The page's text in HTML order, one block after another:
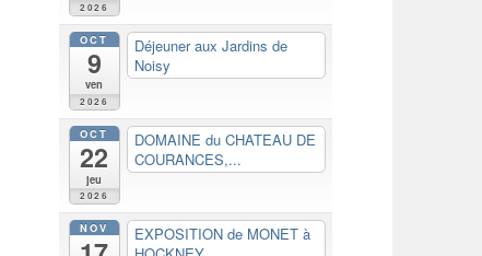
2026
OCT
9
ven
2026
Déjeuner aux Jardins de
Noisy
OCT
22
jeu
2026
DOMAINE du CHATEAU DE
COURANCES,...
NOV
EXPOSITION de MONET à